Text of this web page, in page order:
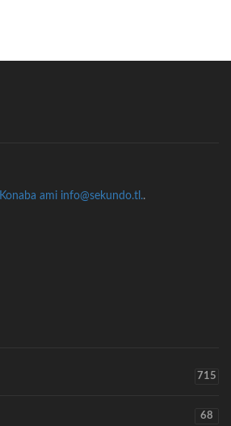
Konaba ami info@sekundo.tl..
715
68